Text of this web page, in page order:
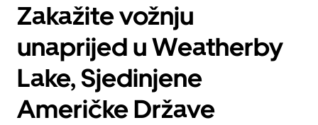
Zakažite vožnju
unaprijed u Weatherby
Lake, Sjedinjene
Američke Države